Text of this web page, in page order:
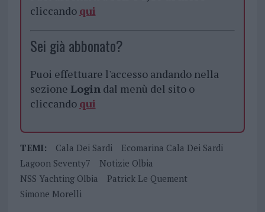
cliccando qui
Sei già abbonato?
Puoi effettuare l'accesso andando nella
sezione Logindal menù del sito o
cliccando qui
TEMI: Cala Dei Sardi
Ecomarina Cala Dei Sardi
Lagoon Seventy7
Notizie Olbia
NSS Yachting Olbia
Patrick Le Quement
Simone Morelli